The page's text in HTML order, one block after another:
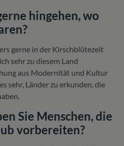
hingehen, wo
gerne in der Kirschblütezeit
sehr zu diesem Land
aus Modernität und Kultur
sehr, Länder zu erkunden, die
Sie Menschen, die
vorbereiten?